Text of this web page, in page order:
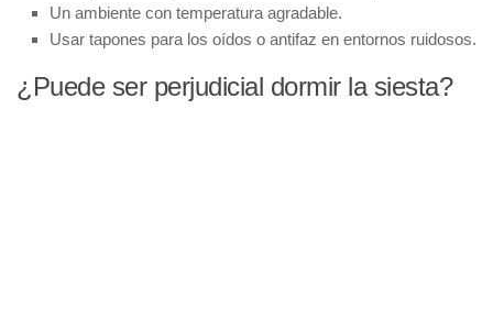
Un ambiente con temperatura agradable.
Usar tapones para los oídos o antifaz en entornos ruidosos.
¿Puede ser perjudicial dormir la siesta?